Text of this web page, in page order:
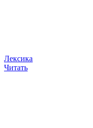
Лексика
Читать